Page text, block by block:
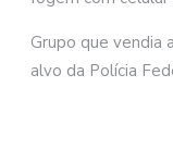
Grupo que vendia
alvo da Polícia